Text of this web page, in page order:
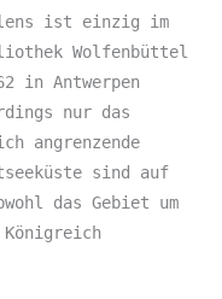
ist einzig im
Wolfenbüttel
in Antwerpen
nur das
angrenzende
sind auf
das Gebiet um
Königreich